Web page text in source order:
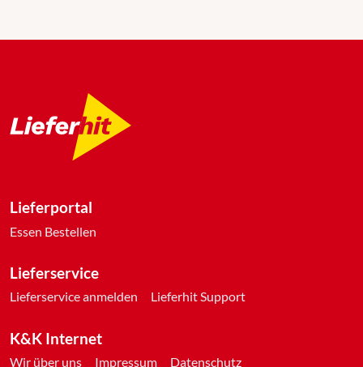
Lieferportal
Essen Bestellen
Lieferservice
Lieferservice anmelden Lieferhit Support
K&K Internet
Wir über uns Impressum Datenschutz